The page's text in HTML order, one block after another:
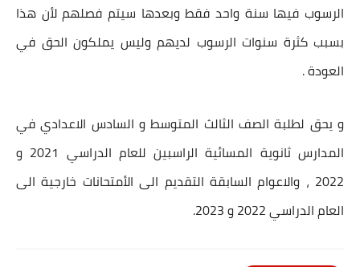
الرسوب فيها سنة واحد فقط وبعدها سيتم فصلهم لأن هذا
بسبب كثرة سنوات الرسوب لديهم وليس يملكون الحق في
العودة .
و يحق لطلبة الصف الثالث المتوسط و السادس الاعدادي في
المدارس ثانوية المسائية الراسبين للعام الدراسي 2021 و
2022 ، والاعوام السابقة التقديم الى الأمتحانات خارجية الى
العام الدراسي 2022 و 2023.